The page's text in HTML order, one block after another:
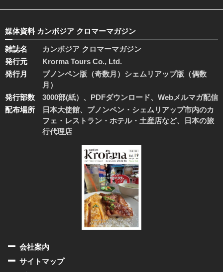
媒体資料 カンボジア クロマーマガジン
雑誌名
カンボジア クロマーマガジン
発行元
Krorma Tours Co., Ltd.
発行月
プノンペン版（奇数月）シェムリアップ版（偶数
月）
発行部数
3000部(紙）、PDFダウンロード、Webメルマガ配信
配布場所
日本大使館、プノンペン・シェムリアップ市内のカ
フェ・レストラン・ホテル・土産店など、日本の旅
行代理店
会社案内
サイトマップ